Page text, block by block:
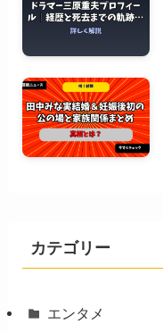
カテゴリー
エンタメ